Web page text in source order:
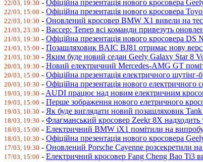
22/03, 19:30 - Офіційна презентація нового кросовера
22/03, 15:00 - Офіційна презентація нового кросовера
22/03, 10:30 - Оновлений кросовер BMW X1 вивели на
21/03, 23:30 - Вассер: Тепер всі команди привезуть
21/03, 19:30 - Офіційна презентація нового кросовера
21/03, 15:00 - Позашляховик BAIC BJ81 отримає нову
21/03, 10:30 - Яким буде новий седан Geely Galaxy Star 8
20/03, 19:30 - Новий електричний Mercedes-AMG GT
20/03, 15:00 - Офіційна презентація електричного
20/03, 10:30 - Офіційна презентація нового
19/03, 19:30 - AUDI працює над новим електричним
19/03, 15:00 - Перше зображення нового елетричного
19/03, 10:30 - Як буде виглядати новий позашляховик
18/03, 19:30 - Флагманський кросовер Zeekr 8X
18/03, 15:00 - Електричний BMW iX1 помітили на
18/03, 10:30 - Офіційна презентація нового кросовера
17/03, 19:30 - Оновлений Porsche Cayenne розсекретили
17/03, 15:00 - Електричний кросовер Fang Cheng Bao